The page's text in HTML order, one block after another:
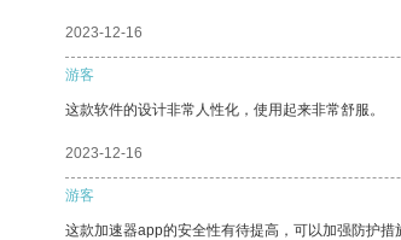
2023-12-16
游客
这款软件的设计非常人性化，使用起来非常舒服。
2023-12-16
游客
这款加速器app的安全性有待提高，可以加强防护措